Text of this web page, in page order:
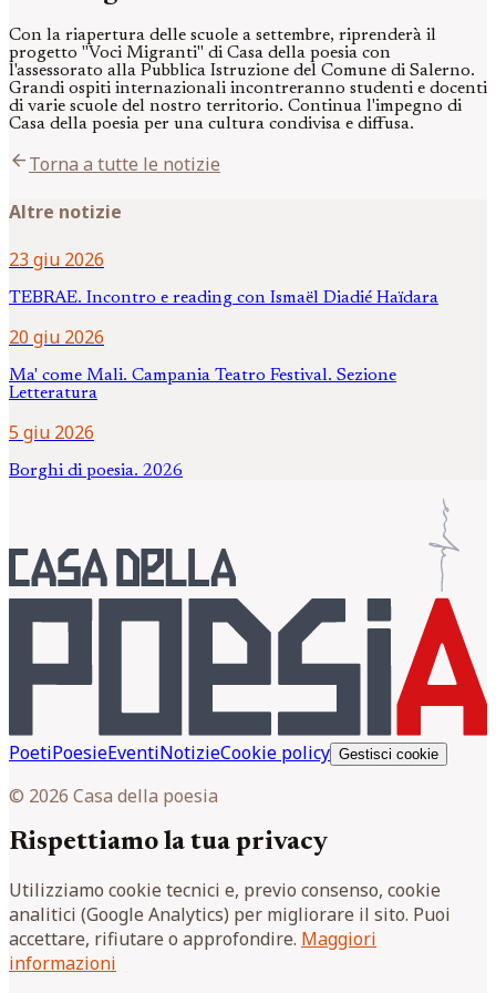
Con la riapertura delle scuole a settembre, riprenderà il
progetto "Voci Migranti" di Casa della poesia con
l'assessorato alla Pubblica Istruzione del Comune di Salerno.
Grandi ospiti internazionali incontreranno studenti e docenti
di varie scuole del nostro territorio. Continua l'impegno di
Casa della poesia per una cultura condivisa e diffusa.
arrow_backTorna a tutte le notizie
Altre notizie
23 giu 2026
TEBRAE. Incontro e reading con Ismaël Diadié Haïdara
20 giu 2026
Ma' come Mali. Campania Teatro Festival. Sezione
Letteratura
5 giu 2026
Borghi di poesia. 2026
PoetiPoesieEventiNotizieCookie policy Gestisci cookie
© 2026 Casa della poesia
Rispettiamo la tua privacy
Utilizziamo cookie tecnici e, previo consenso, cookie
analitici (Google Analytics) per migliorare il sito. Puoi
accettare, rifiutare o approfondire. Maggiori
informazioni